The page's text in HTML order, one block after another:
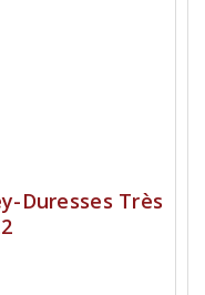
Duresses Très